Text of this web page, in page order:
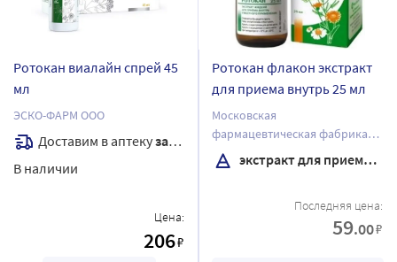
Ротокан виалайн спрей 45
мл
ЭСКО-ФАРМ ООО
Доставим в аптекузавтра
В наличии
Цена:
206₽
Ротокан флакон экстракт
для приема внутрь 25 мл
Московская
фармацевтическая фабрика
ЗАО
экстракт для приема внутрь
Последняя цена:
59.00₽